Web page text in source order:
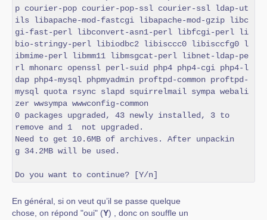
p courier-pop courier-pop-ssl courier-ssl ldap-ut
ils libapache-mod-fastcgi libapache-mod-gzip libc
gi-fast-perl libconvert-asn1-perl libfcgi-perl li
bio-stringy-perl libiodbc2 libisccc0 libisccfg0 l
ibmime-perl libmm11 libmsgcat-perl libnet-ldap-pe
rl mhonarc openssl perl-suid php4 php4-cgi php4-l
dap php4-mysql phpmyadmin proftpd-common proftpd-
mysql quota rsync slapd squirrelmail sympa webali
zer wwsympa wwwconfig-common
0 packages upgraded, 43 newly installed, 3 to
remove and 1  not upgraded.
Need to get 10.6MB of archives. After unpackin
g 34.2MB will be used.
Do you want to continue? [Y/n]
En général, si on veut qu’il se passe quelque
chose, on répond "oui" (Y) , donc on souffle un